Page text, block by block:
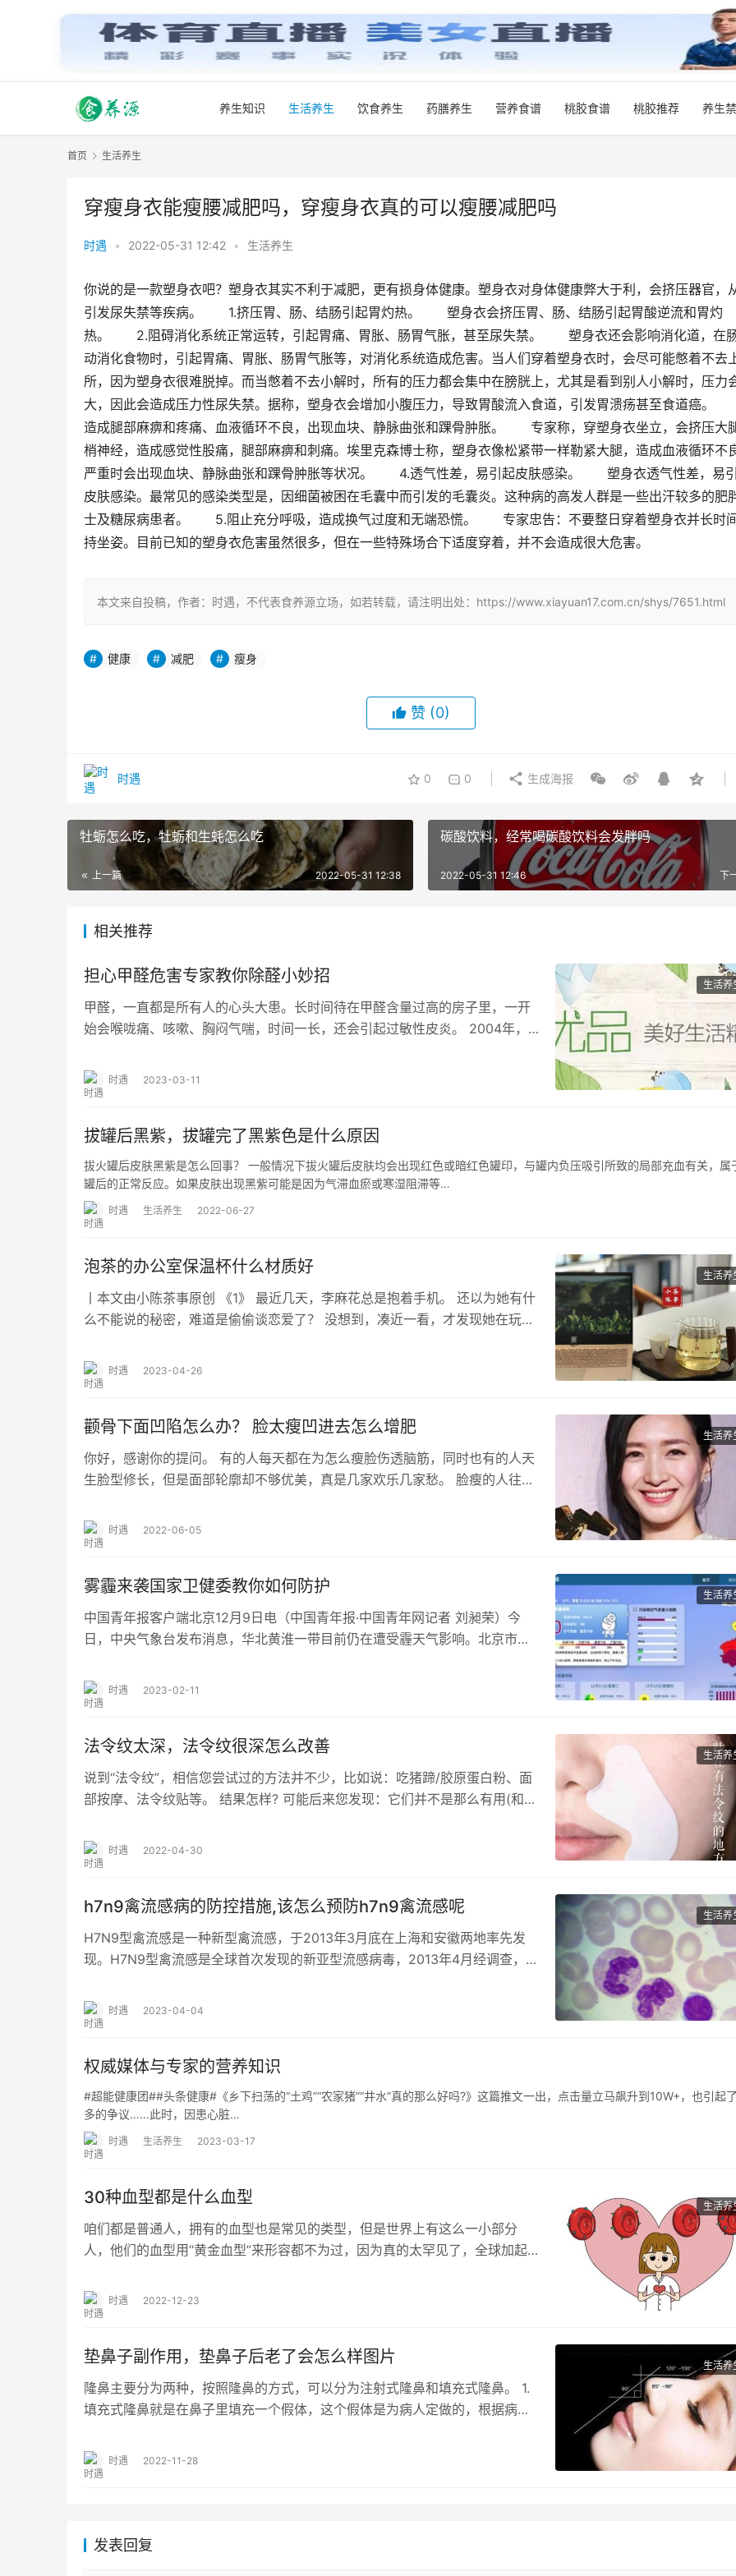
养生知识 生活养生 饮食养生 药膳养生 营养食谱 桃胶食谱 桃胶推荐 养生
首页 生活养生
穿瘦身衣能瘦腰减肥吗，穿瘦身衣真的可以瘦腰减肥吗
时遇 • 2022-05-31 12:42 • 生活养生
你说的是一款塑身衣吧？塑身衣其实不利于减肥，更有损身体健康。塑身衣对身体健康弊大于利，会挤压器官，
引发尿失禁等疾病。　　1.挤压胃、肠、结肠引起胃灼热。　　塑身衣会挤压胃、肠、结肠引起胃酸逆流和胃灼
热。　　2.阻碍消化系统正常运转，引起胃痛、胃胀、肠胃气胀，甚至尿失禁。　　塑身衣还会影响消化道，在
动消化食物时，引起胃痛、胃胀、肠胃气胀等，对消化系统造成危害。当人们穿着塑身衣时，会尽可能憋着不去
所，因为塑身衣很难脱掉。而当憋着不去小解时，所有的压力都会集中在膀胱上，尤其是看到别人小解时，压力
大，因此会造成压力性尿失禁。据称，塑身衣会增加小腹压力，导致胃酸流入食道，引发胃溃疡甚至食道癌。　
造成腿部麻痹和疼痛、血液循环不良，出现血块、静脉曲张和踝骨肿胀。　　专家称，穿塑身衣坐立，会挤压大
梢神经，造成感觉性股痛，腿部麻痹和刺痛。埃里克森博士称，塑身衣像松紧带一样勒紧大腿，造成血液循环不
严重时会出现血块、静脉曲张和踝骨肿胀等状况。　　4.透气性差，易引起皮肤感染。　　塑身衣透气性差，易
皮肤感染。最常见的感染类型是，因细菌被困在毛囊中而引发的毛囊炎。这种病的高发人群是一些出汗较多的肥
士及糖尿病患者。　　5.阻止充分呼吸，造成换气过度和无端恐慌。　　专家忠告：不要整日穿着塑身衣并长时
持坐姿。目前已知的塑身衣危害虽然很多，但在一些特殊场合下适度穿着，并不会造成很大危害。
本文来自投稿，作者：时遇，不代表食养源立场，如若转载，请注明出处：https://www.xiayuan17.com.cn/shys/7651.html
健康 减肥 瘦身
赞 (0)
时遇 0 0 生成海报
牡蛎怎么吃，牡蛎和生蚝怎么吃
上一篇 2022-05-31 12:38
碳酸饮料，经常喝碳酸饮料会发胖吗
下
2022-05-31 12:46
相关推荐
生活养
担心甲醛危害专家教你除醛小妙招
甲醛，一直都是所有人的心头大患。长时间待在甲醛含量过高的房子里，一开
始会喉咙痛、咳嗽、胸闷气喘，时间一长，还会引起过敏性皮炎。 2004年，
时遇 2023-03-11
拔罐后黑紫，拔罐完了黑紫色是什么原因
拔火罐后皮肤黑紫是怎么回事？ 一般情况下拔火罐后皮肤均会出现红色或暗红色罐印，与罐内负压吸引所致的局部充血有关，属
罐后的正常反应。如果皮肤出现黑紫可能是因为气滞血瘀或寒湿阻滞等…
时遇 生活养生 2022-06-27
生活养
泡茶的办公室保温杯什么材质好
丨本文由小陈茶事原创 《1》 最近几天，李麻花总是抱着手机。 还以为她有什
么不能说的秘密，难道是偷偷谈恋爱了？ 没想到，凑近一看，才发现她在玩很
时遇 2023-04-26
生活养
颧骨下面凹陷怎么办？ 脸太瘦凹进去怎么增肥
你好，感谢你的提问。 有的人每天都在为怎么瘦脸伤透脑筋，同时也有的人天
生脸型修长，但是面部轮廓却不够优美，真是几家欢乐几家愁。 脸瘦的人往往
时遇 2022-06-05
生活养
雾霾来袭国家卫健委教你如何防护
中国青年报客户端北京12月9日电（中国青年报·中国青年网记者 刘昶荣）今
日，中央气象台发布消息，华北黄淮一带目前仍在遭受霾天气影响。北京市环
时遇 2023-02-11
生活养
法令纹太深，法令纹很深怎么改善
说到“法令纹”，相信您尝试过的方法并不少，比如说：吃猪蹄/胶原蛋白粉、面
部按摩、法令纹贴等。 结果怎样? 可能后来您发现：它们并不是那么有用(和您
时遇 2022-04-30
生活养
h7n9禽流感病的防控措施,该怎么预防h7n9禽流感呢
H7N9型禽流感是一种新型禽流感，于2013年3月底在上海和安徽两地率先发
现。H7N9型禽流感是全球首次发现的新亚型流感病毒，2013年4月经调查，
时遇 2023-04-04
权威媒体与专家的营养知识
#超能健康团##头条健康#《乡下扫荡的“土鸡”“农家猪”“井水”真的那么好吗?》这篇推文一出，点击量立马飙升到10W+，也引起
多的争议……此时，因患心脏…
时遇 生活养生 2023-03-17
生活养
30种血型都是什么血型
咱们都是普通人，拥有的血型也是常见的类型，但是世界上有这么一小部分
人，他们的血型用“黄金血型”来形容都不为过，因为真的太罕见了，全球加起
时遇 2022-12-23
生活养
垫鼻子副作用，垫鼻子后老了会怎么样图片
隆鼻主要分为两种，按照隆鼻的方式，可以分为注射式隆鼻和填充式隆鼻。 1.
填充式隆鼻就是在鼻子里填充一个假体，这个假体是为病人定做的，根据病人
时遇 2022-11-28
发表回复